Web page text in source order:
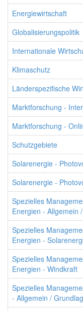
Energiewirtschaft
Globalisierungspolitik
Internationale
Klimaschutz
Länderspezifische
Marktforschung -
Marktforschung -
Schutzgebiete
Solarenergie -
Solarenergie -
Spezielles
Energien - Allgemein
Spezielles
Energien -
Spezielles
Energien - Windkraft
Spezielles
- Allgemein /